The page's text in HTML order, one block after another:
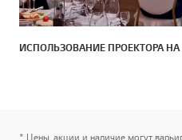
ИСПОЛЬЗОВАНИЕ ПРОЕКТОРА
* Цены, акции и наличие могут